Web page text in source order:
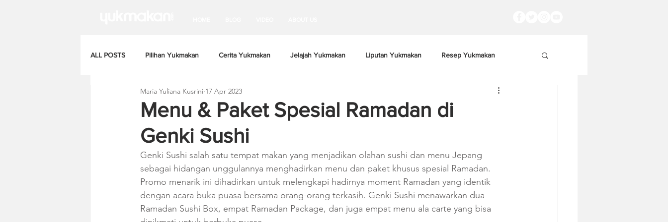
ALL POSTS Pilihan Yukmakan Cerita Yukmakan Jelajah Yukmakan Liputan Yukmakan Resep Yukmakan
Menu & Paket Spesial Ramadan di
Genki Sushi
Maria Yuliana Kusrini 17 Apr 2023
Genki Sushi salah satu tempat makan yang menjadikan olahan sushi dan menu Jepang
sebagai hidangan unggulannya menghadirkan menu dan paket khusus spesial Ramadan.
Promo menarik ini dihadirkan untuk melengkapi hadirnya moment Ramadan yang identik
dengan acara buka puasa bersama orang-orang terkasih. Genki Sushi menawarkan dua
Ramadan Sushi Box, empat Ramadan Package, dan juga empat menu ala carte yang bisa